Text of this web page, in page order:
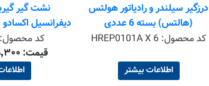
درزگیر سیلندر و رادیاتور هولتس
(هالتس) بسته 6 عددی
کد محصول: HREP0101A X 6
اطلاعات بیشتر
نشت گیر
Transmission حجم 250 میلی لیتر
کد محصول:
قیمت: ۱٬۴۴۵٬۳۰۰ تومان